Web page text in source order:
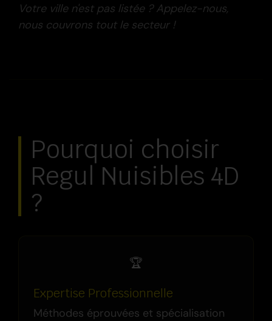
Votre ville n'est pas listée ? Appelez-nous,
nous couvrons tout le secteur !
Pourquoi choisir
Regul Nuisibles 4D
?
🏆
Expertise Professionnelle
Méthodes éprouvées et spécialisation